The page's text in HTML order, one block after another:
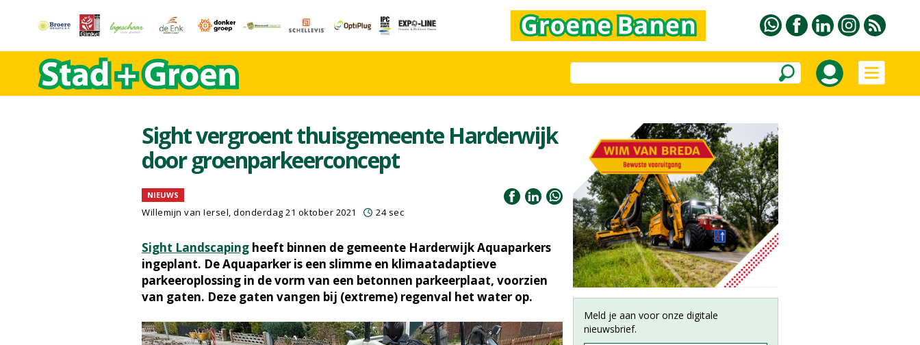
Sight vergroent thuisgemeente Harderwijk
door groenparkeerconcept
NIEUWS
Willemijn van Iersel, donderdag 21 oktober 2021 24 sec
Sight Landscaping heeft binnen de gemeente Harderwijk Aquaparkers
ingeplant. De Aquaparker is een slimme en klimaatadaptieve
parkeeroplossing in de vorm van een betonnen parkeerplaat, voorzien
van gaten. Deze gaten vangen bij (extreme) regenval het water op.
Meld je aan voor onze digitale
nieuwsbrief.